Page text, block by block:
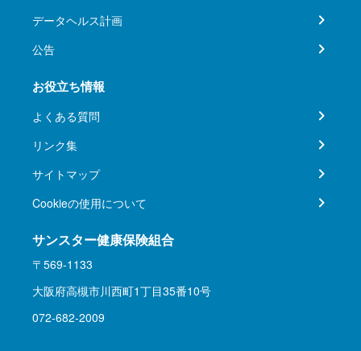
データヘルス計画
公告
お役立ち情報
よくある質問
リンク集
サイトマップ
Cookieの使用について
サンスター健康保険組合
〒569-1133
大阪府高槻市川西町1丁目35番10号
072-682-2009